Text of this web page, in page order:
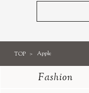
TOP Apple
Fashion